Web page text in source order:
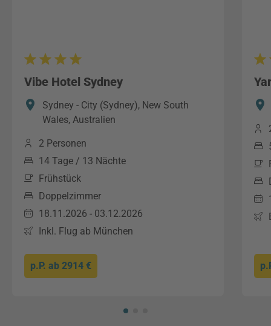
Vibe Hotel Sydney
Sydney - City (Sydney), New South
Wales, Australien
2 Personen
14 Tage / 13 Nächte
Frühstück
Doppelzimmer
18.11.2026 - 03.12.2026
Inkl. Flug ab München
p.P. ab 2914 €